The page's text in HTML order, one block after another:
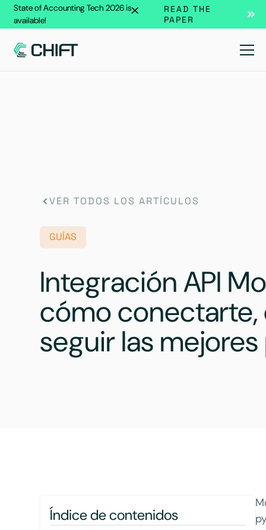
State of Accounting Tech 2026 is
available!
READ THE
PAPER
VER TODOS LOS ARTÍCULOS
GUÍAS
Integración API
cómo
seguir las
Índice de contenidos